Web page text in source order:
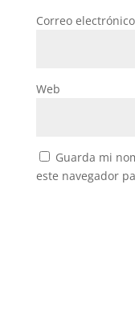
Correo electrónico
Web
Guarda mi
este navegador